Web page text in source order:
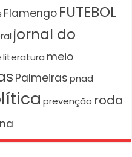
Flamengo FUTEBOL
jornal do
literatura meio
Palmeiras pnad
prevenção roda